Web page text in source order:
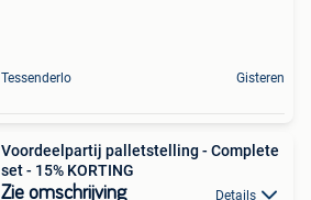
Tessenderlo Gisteren
Voordeelpartij palletstelling - Complete
set - 15% KORTING
Zie omschrijving Details